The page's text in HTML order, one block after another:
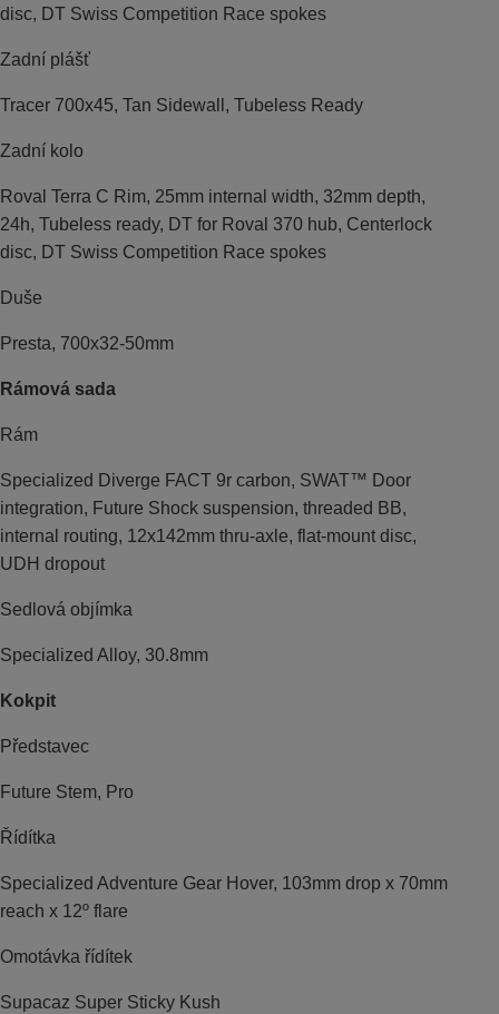
disc, DT Swiss Competition Race spokes
Zadní plášť
Tracer 700x45, Tan Sidewall, Tubeless Ready
Zadní kolo
Roval Terra C Rim, 25mm internal width, 32mm depth,
24h, Tubeless ready, DT for Roval 370 hub, Centerlock
disc, DT Swiss Competition Race spokes
Duše
Presta, 700x32-50mm
Rámová sada
Rám
Specialized Diverge FACT 9r carbon, SWAT™ Door
integration, Future Shock suspension, threaded BB,
internal routing, 12x142mm thru-axle, flat-mount disc,
UDH dropout
Sedlová objímka
Specialized Alloy, 30.8mm
Kokpit
Představec
Future Stem, Pro
Řídítka
Specialized Adventure Gear Hover, 103mm drop x 70mm
reach x 12º flare
Omotávka řídítek
Supacaz Super Sticky Kush